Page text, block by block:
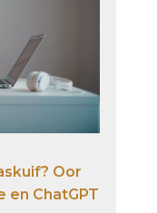
Oor
ChatGPT